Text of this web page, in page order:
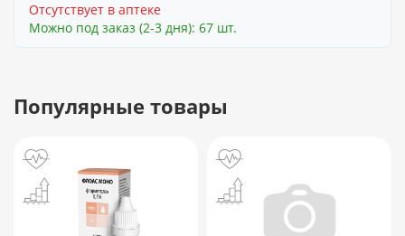
Отсутствует в аптеке
Можно под заказ (2-3 дня): 67 шт.
Популярные товары